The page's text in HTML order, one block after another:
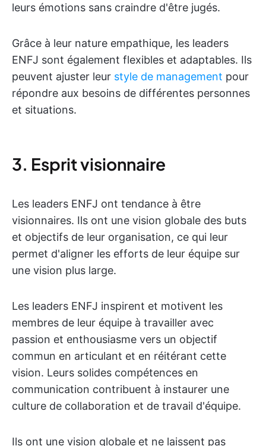
leurs émotions sans craindre d'être jugés.
Grâce à leur nature empathique, les leaders
ENFJ sont également flexibles et adaptables. Ils
peuvent ajuster leur style de management pour
répondre aux besoins de différentes personnes
et situations.
3. Esprit visionnaire
Les leaders ENFJ ont tendance à être
visionnaires. Ils ont une vision globale des buts
et objectifs de leur organisation, ce qui leur
permet d'aligner les efforts de leur équipe sur
une vision plus large.
Les leaders ENFJ inspirent et motivent les
membres de leur équipe à travailler avec
passion et enthousiasme vers un objectif
commun en articulant et en réitérant cette
vision. Leurs solides compétences en
communication contribuent à instaurer une
culture de collaboration et de travail d'équipe.
Ils ont une vision globale et ne laissent pas